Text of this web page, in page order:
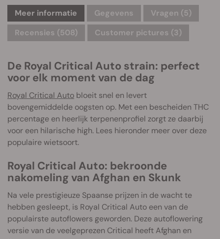
Meer informatie Gegevens Vragen (5)
Recensies (508)
Customer pictures (3)
De Royal Critical Auto strain: perfect
voor elk moment van de dag
Royal Critical Auto bloeit snel en levert
bovengemiddelde oogsten op. Met een bescheiden THC
percentage en heerlijk terpenenprofiel zorgt ze daarbij
voor een hilarische high. Lees hieronder meer over deze
populaire wietsoort.
Royal Critical Auto: bekroonde
nakomeling van Afghan en Skunk
Na vele prestigieuze Spaanse prijzen in de wacht te
hebben gesleept, is Royal Critical Auto een van de
populairste autoflowers geworden. Deze autoflowering
versie van de veelgeprezen Critical heeft Afghan en